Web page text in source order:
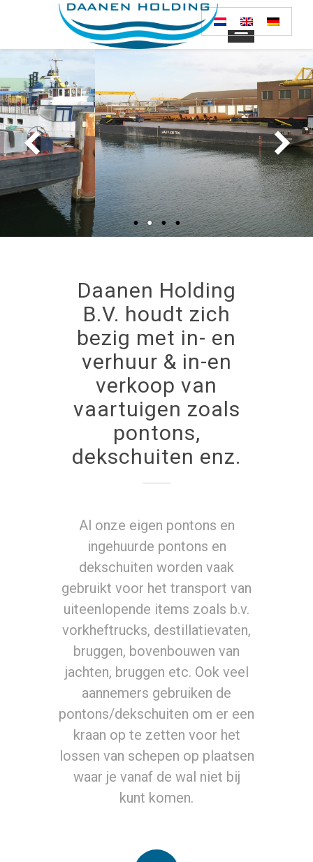
Daanen Holding
B.V. houdt zich
bezig met in- en
verhuur & in-en
verkoop van
vaartuigen zoals
pontons,
dekschuiten enz.
Al onze eigen pontons en
ingehuurde pontons en
dekschuiten worden vaak
gebruikt voor het transport van
uiteenlopende items zoals b.v.
vorkheftrucks, destillatievaten,
bruggen, bovenbouwen van
jachten, bruggen etc. Ook veel
aannemers gebruiken de
pontons/dekschuiten om er een
kraan op te zetten voor het
lossen van schepen op plaatsen
waar je vanaf de wal niet bij
kunt komen.